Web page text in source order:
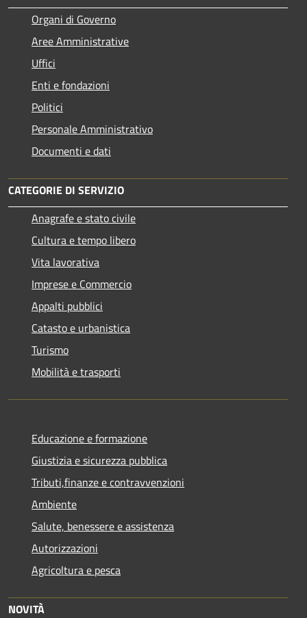
Organi di Governo
Aree Amministrative
Uffici
Enti e fondazioni
Politici
Personale Amministrativo
Documenti e dati
CATEGORIE DI SERVIZIO
Anagrafe e stato civile
Cultura e tempo libero
Vita lavorativa
Imprese e Commercio
Appalti pubblici
Catasto e urbanistica
Turismo
Mobilità e trasporti
Educazione e formazione
Giustizia e sicurezza pubblica
Tributi,finanze e contravvenzioni
Ambiente
Salute, benessere e assistenza
Autorizzazioni
Agricoltura e pesca
NOVITÀ